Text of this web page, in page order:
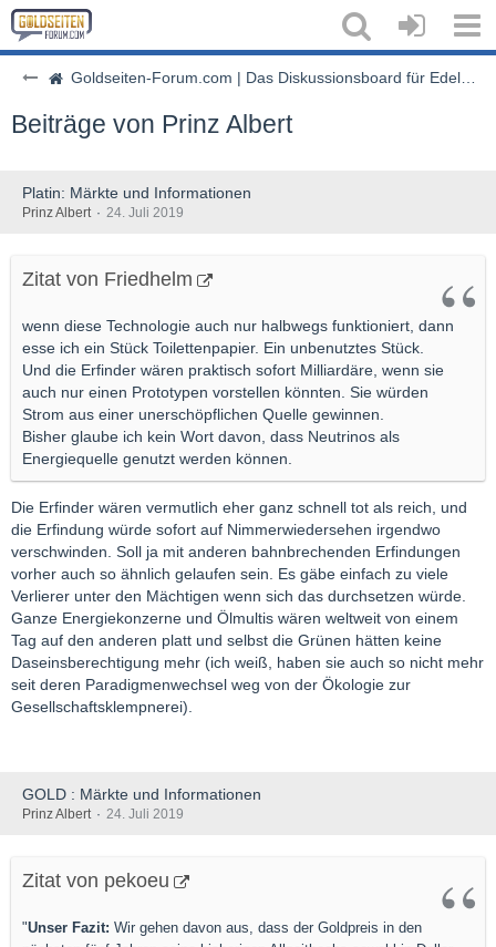
Goldseiten-Forum.com | Das Diskussionsboard für Edelmetalle & Rohstoffe
Beiträge von Prinz Albert
Platin: Märkte und Informationen
Prinz Albert 24. Juli 2019
Zitat von Friedhelm
wenn diese Technologie auch nur halbwegs funktioniert, dann
esse ich ein Stück Toilettenpapier. Ein unbenutztes Stück.
Und die Erfinder wären praktisch sofort Milliardäre, wenn sie
auch nur einen Prototypen vorstellen könnten. Sie würden
Strom aus einer unerschöpflichen Quelle gewinnen.
Bisher glaube ich kein Wort davon, dass Neutrinos als
Energiequelle genutzt werden können.
Die Erfinder wären vermutlich eher ganz schnell tot als reich, und
die Erfindung würde sofort auf Nimmerwiedersehen irgendwo
verschwinden. Soll ja mit anderen bahnbrechenden Erfindungen
vorher auch so ähnlich gelaufen sein. Es gäbe einfach zu viele
Verlierer unter den Mächtigen wenn sich das durchsetzen würde.
Ganze Energiekonzerne und Ölmultis wären weltweit von einem
Tag auf den anderen platt und selbst die Grünen hätten keine
Daseinsberechtigung mehr (ich weiß, haben sie auch so nicht mehr
seit deren Paradigmenwechsel weg von der Ökologie zur
Gesellschaftsklempnerei).
GOLD : Märkte und Informationen
Prinz Albert 24. Juli 2019
Zitat von pekoeu
"Unser Fazit: Wir gehen davon aus, dass der Goldpreis in den